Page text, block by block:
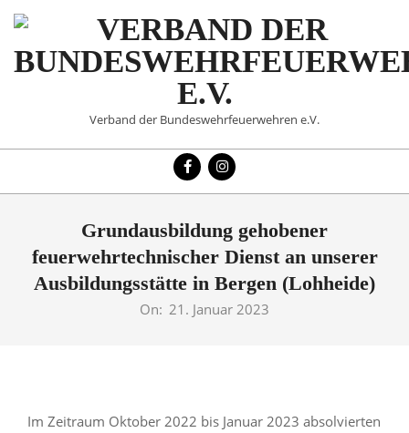
Skip
content
VERBAND
DER
Verband der Bundeswehrfeuerwehren e.V.
Grundausbildung gehobener
feuerwehrtechnischer Dienst an unserer
Ausbildungsstätte in Bergen (Lohheide)
On: 21. Januar 2023
Im Zeitraum Oktober 2022 bis Januar 2023 absolvierten